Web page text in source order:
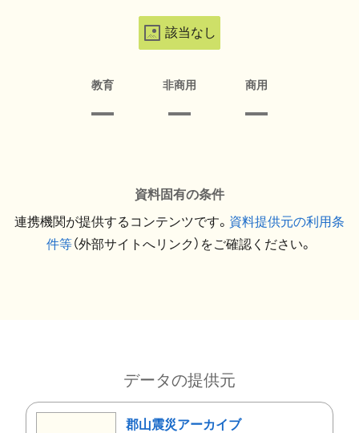
該当なし
教育 非商用 商用
資料固有の条件
連携機関が提供するコンテンツです。 資料提供元の利用条
件等（外部サイトへリンク）をご確認ください。
データの提供元
郡山震災アーカイブ